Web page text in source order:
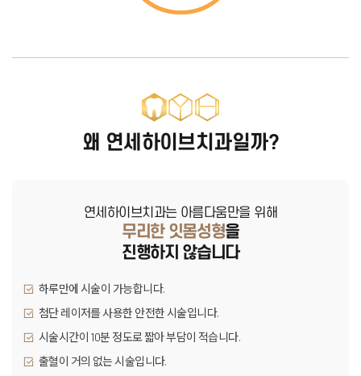
왜 연세하이브치과일까?
연세하이브치과는 아름다움만을 위해
무리한 잇몸성형을
진행하지 않습니다
하루만에 시술이 가능합니다.
첨단 레이저를 사용한 안전한 시술입니다.
시술시간이 10분 정도로 짧아 부담이 적습니다.
출혈이 거의 없는 시술입니다.